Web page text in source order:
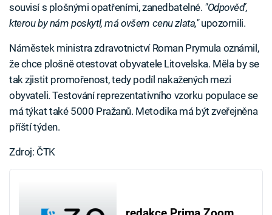
souvisí s plošnými opatřeními, zanedbatelné. "Odpověď,
kterou by nám poskytl, má ovšem cenu zlata,"upozornili.
Náměstek ministra zdravotnictví Roman Prymula oznámil,
že chce plošně otestovat obyvatele Litovelska. Měla by se
tak zjistit promořenost, tedy podíl nakažených mezi
obyvateli. Testování reprezentativního vzorku populace se
má týkat také 5000 Pražanů. Metodika má být zveřejněna
příští týden.
Zdroj: ČTK